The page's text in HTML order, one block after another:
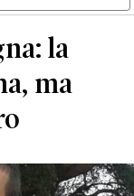
la
ma